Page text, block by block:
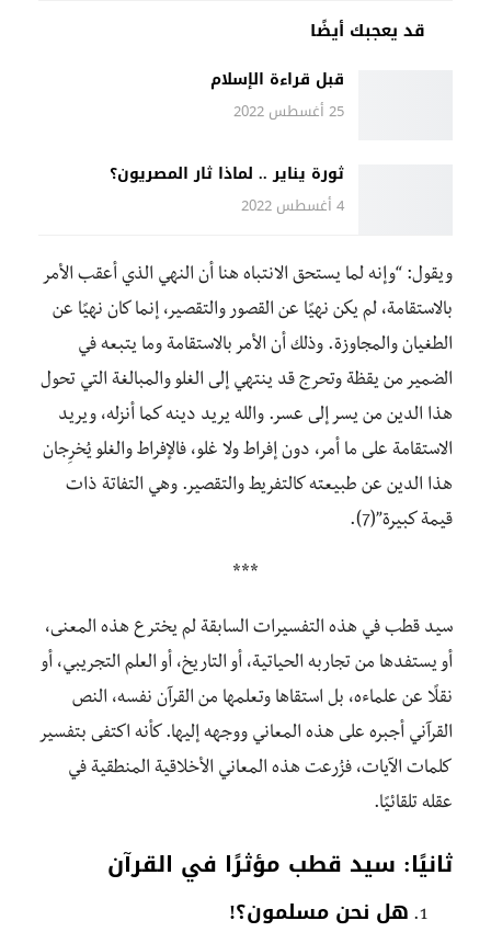
قد يعجبك أيضًا
قبل قراءة الإسلام
25 أغسطس 2022
ثورة يناير .. لماذا ثار المصريون؟
4 أغسطس 2022
ويقول: “وإنه لما يستحق الانتباه هنا أن النهي الذي أعقب الأمر
بالاستقامة، لم يكن نهيًا عن القصور والتقصير، إنما كان نهيًا عن
الطغيان والمجاوزة. وذلك أن الأمر بالاستقامة وما يتبعه في
الضمير من يقظة وتحرج قد ينتهي إلى الغلو والمبالغة التي تحول
هذا الدين من يسر إلى عسر. والله يريد دينه كما أنزله، ويريد
الاستقامة على ما أمر، دون إفراط ولا غلو، فالإفراط والغلو يُخرِجان
هذا الدين عن طبيعته كالتفريط والتقصير. وهي التفاتة ذات
قيمة كبيرة”(7).
***
سيد قطب في هذه التفسيرات السابقة لم يخترع هذه المعنى،
أو يستفدها من تجاربه الحياتية، أو التاريخ، أو العلم التجريبي، أو
نقلًا عن علماءه، بل استقاها وتعلمها من القرآن نفسه، النص
القرآني أجبره على هذه المعاني ووجهه إليها. كأنه اكتفى بتفسير
كلمات الآيات، فزُرعت هذه المعاني الأخلاقية المنطقية في
عقله تلقائيًا.
ثانيًا: سيد قطب مؤثرًا في القرآن
هل نحن مسلمون؟!